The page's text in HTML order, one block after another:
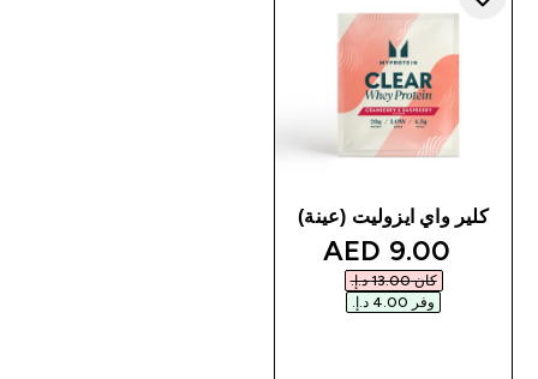
كلير واي ايزوليت (عينة)
discounted price
9.00 AED‎
كان ‏13.00 د.إ.‏‎
وفر ‏4.00 د.إ.‏‎